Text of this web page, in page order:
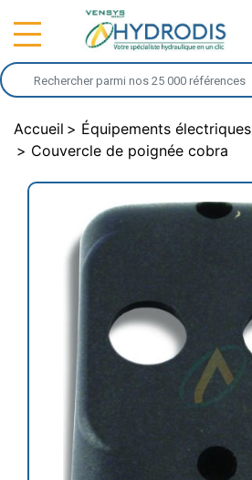
Accueil
Équipements électriques
Couvercle de poignée cobra